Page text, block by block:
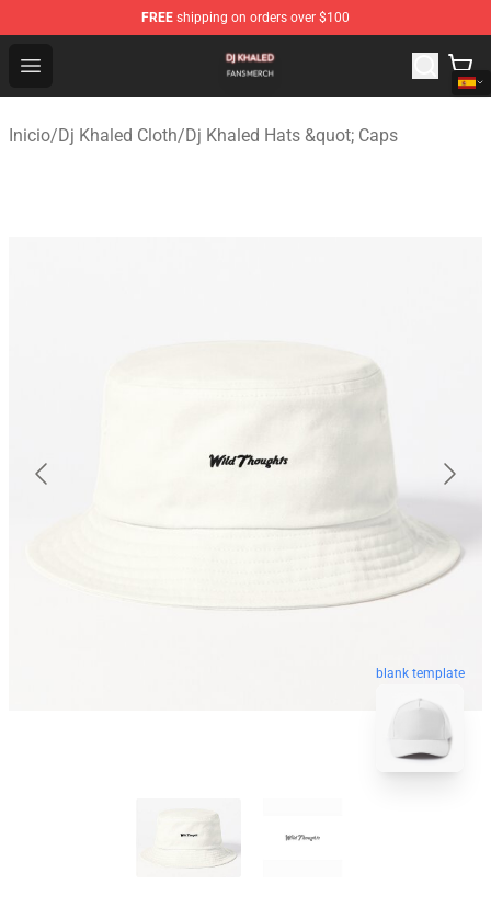
FREE shipping on orders over $100
Open menu
Dj Khaled Shop - Official Dj Khaled Merchandise Store
Inicio/Dj Khaled Cloth/Dj Khaled Hats &quot; Caps
blank template